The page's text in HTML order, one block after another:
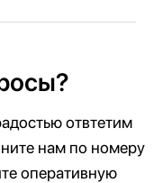
отвтетим
нам по номеру
оперативную